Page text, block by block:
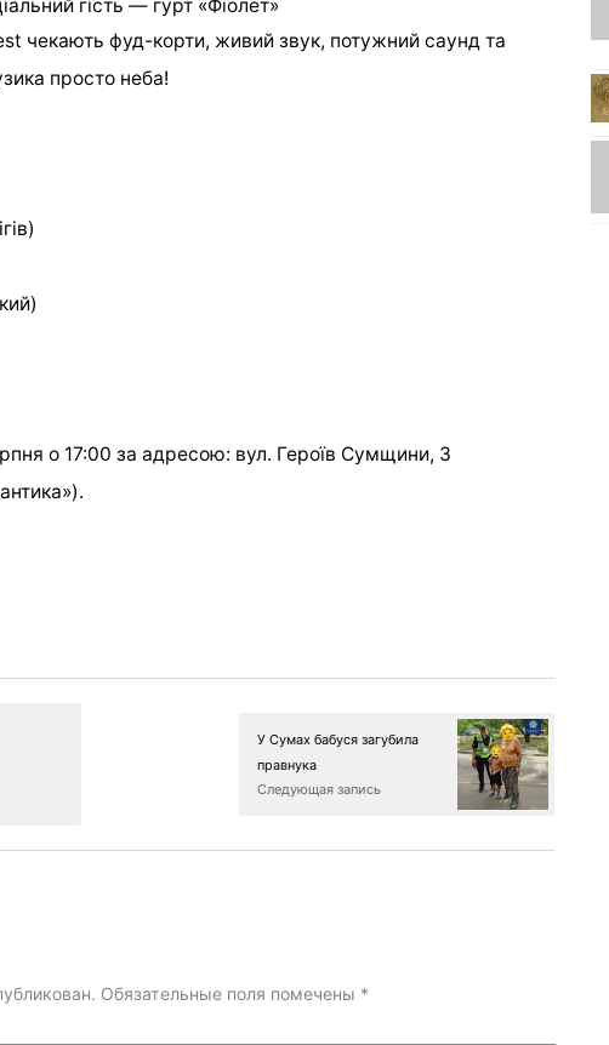
гість — гурт «Фіолет»
чекають фуд-корти, живий звук, потужний саунд та
просто неба!
о 17:00 за адресою: вул. Героїв Сумщини, 3
У Сумах бабуся загубила
правнука
Следующая запись
Обязательные поля помечены *